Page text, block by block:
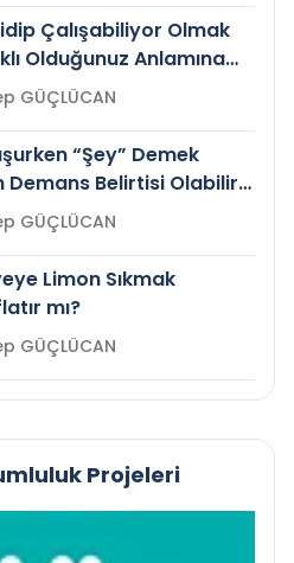
Çalışabiliyor Olmak
Olduğunuz Anlamına
Zeynep GÜÇLÜCAN
“Şey” Demek
Demans Belirtisi Olabilir
Zeynep GÜÇLÜCAN
Limon Sıkmak
mı?
Zeynep GÜÇLÜCAN
Projeleri